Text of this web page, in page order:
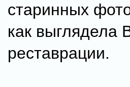
старинных
как выглядела
реставрации.